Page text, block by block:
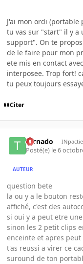
J'ai mon ordi (portable
tu vas sur "start" il y a
support". On te
de le faire pour mon
ete mis en contact
interposee. Trop fort!
tu peux toujours
Citer
tornado
Posté(e) le 6
AUTEUR
question bete
la ou y a le bouton
affiché, c'est des
si oui y a peut etre
sinon les 2 petit clips
enceinte et apres
t'as reussi a virer ce
suround de ton